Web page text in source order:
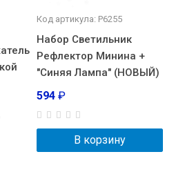
Код артикула: Р6255
Набор Светильник
Рефлектор Минина +
"Синяя Лампа" (НОВЫЙ)
594 ₽
В корзину